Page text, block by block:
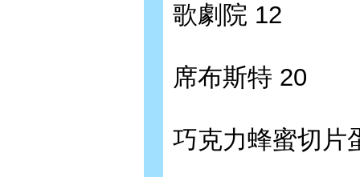
歌劇院 12
席布斯特 20
巧克力蜂蜜切片